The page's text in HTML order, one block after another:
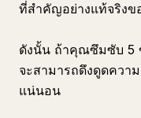
ที่สำคัญอย่างแท้จริงข
ดังนั้น ถ้าคุณซึมซับ 5
จะสามารถดึงดูดควา
แน่นอน